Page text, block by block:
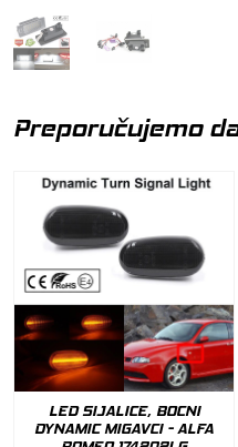
Preporučujemo
LED SIJALICE, BOCNI
DYNAMIC MIGAVCI - ALFA